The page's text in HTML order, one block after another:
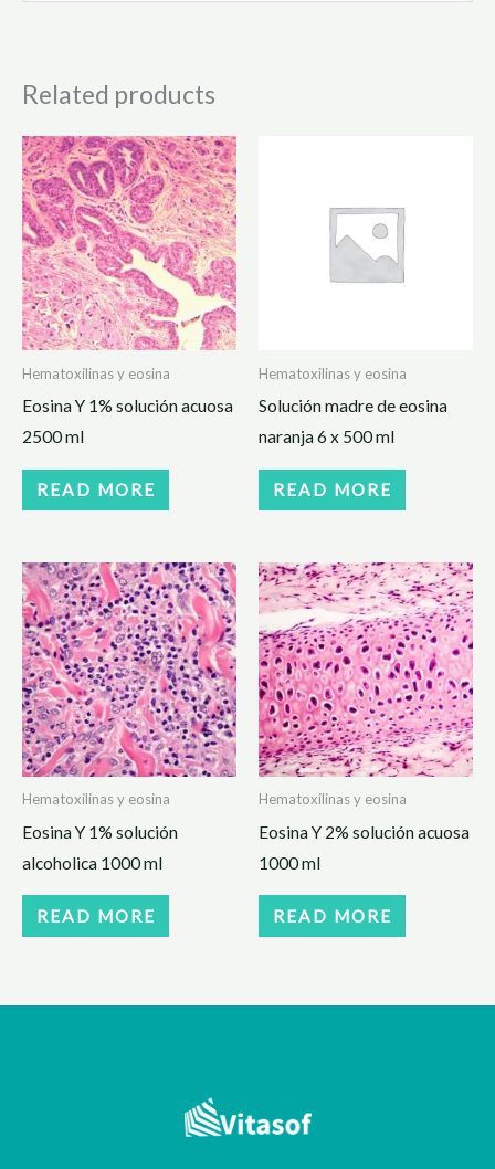
Related products
Hematoxilinas y eosina
Eosina Y 1% solución acuosa
2500 ml
READ MORE
Hematoxilinas y eosina
Solución madre de eosina
naranja 6 x 500 ml
READ MORE
Hematoxilinas y eosina
Eosina Y 1% solución
alcoholica 1000 ml
READ MORE
Hematoxilinas y eosina
Eosina Y 2% solución acuosa
1000 ml
READ MORE